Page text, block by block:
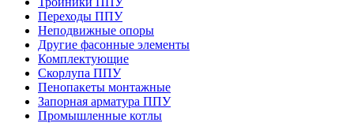
Переходы ППУ
Неподвижные опоры
Другие фасонные элементы
Комплектующие
Скорлупа ППУ
Пенопакеты монтажные
Запорная арматура ППУ
Промышленные котлы